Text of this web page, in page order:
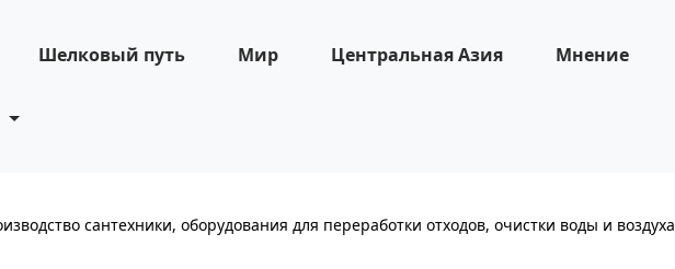
Шелковый путь Мир Центральная Азия Мнение
сантехники, оборудования для переработки отходов, очистки воды и воздуха